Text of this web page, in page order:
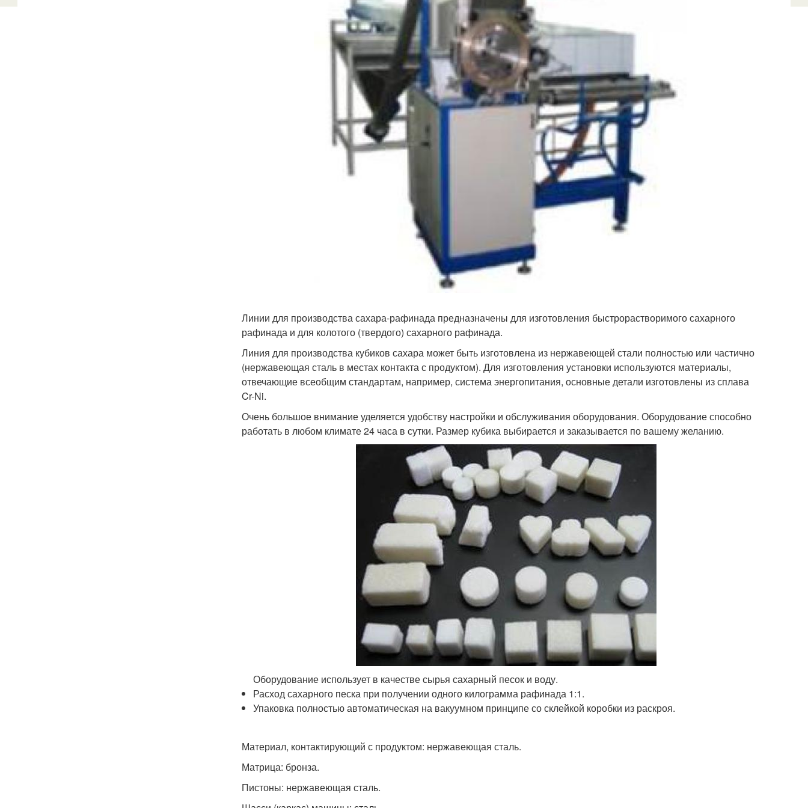
Линии для производства сахара-рафинада предназначены для изготовления быстрорастворимого сахарного
рафинада и для колотого (твердого) сахарного рафинада.
Линия для производства кубиков сахара может быть изготовлена из нержавеющей стали полностью или частично
(нержавеющая сталь в местах контакта с продуктом). Для изготовления установки используются материалы,
отвечающие всеобщим стандартам, например, система энергопитания, основные детали изготовлены из сплава
Cr-Ni.
Очень большое внимание уделяется удобству настройки и обслуживания оборудования. Оборудование способно
работать в любом климате 24 часа в сутки. Размер кубика выбирается и заказывается по вашему желанию.
Оборудование использует в качестве сырья сахарный песок и воду.
Расход сахарного песка при получении одного килограмма рафинада 1:1.
Упаковка полностью автоматическая на вакуумном принципе со склейкой коробки из раскроя.
Материал, контактирующий с продуктом: нержавеющая сталь.
Матрица: бронза.
Пистоны: нержавеющая сталь.